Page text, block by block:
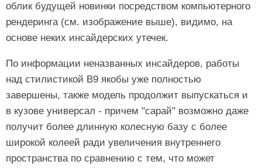
облик будущей новинки посредством компьютерного
рендеринга (см. изображение выше), видимо, на
основе неких инсайдерских утечек.
По информации неназванных инсайдеров, работы
над стилистикой B9 якобы уже полностью
завершены, также модель продолжит выпускаться и
в кузове универсал - причем "сарай" возможно даже
получит более длинную колесную базу с более
широкой колеей ради увеличения внутреннего
пространства по сравнению с тем, что может